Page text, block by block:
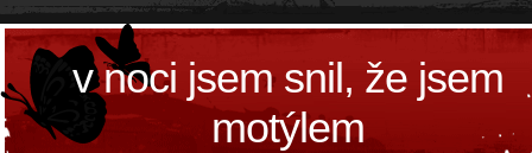
v noci jsem snil, že jsem
motýlem